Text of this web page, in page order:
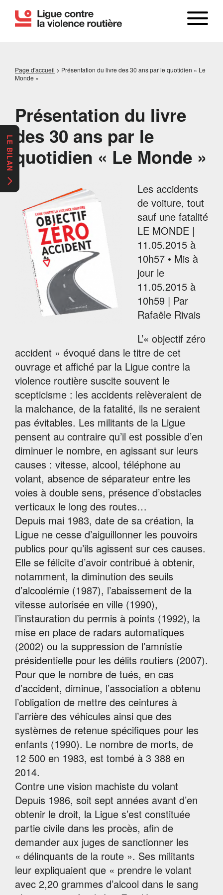
Page d'accueil > Présentation du livre des 30 ans par le quotidien « Le
Monde »
Présentation du livre
des 30 ans par le
quotidien « Le Monde »
Les accidents
de voiture, tout
sauf une fatalité
LE MONDE |
11.05.2015 à
10h57 • Mis à
jour le
11.05.2015 à
10h59 | Par
Rafaële Rivais
L’« objectif zéro
accident » évoqué dans le titre de cet
ouvrage et affiché par la Ligue contre la
violence routière suscite souvent le
scepticisme : les accidents relèveraient de
la malchance, de la fatalité, ils ne seraient
pas évitables. Les militants de la Ligue
pensent au contraire qu’il est possible d’en
diminuer le nombre, en agissant sur leurs
causes : vitesse, alcool, téléphone au
volant, absence de séparateur entre les
voies à double sens, présence d’obstacles
verticaux le long des routes…
Depuis mai 1983, date de sa création, la
Ligue ne cesse d’aiguillonner les pouvoirs
publics pour qu’ils agissent sur ces causes.
Elle se félicite d’avoir contribué à obtenir,
notamment, la diminution des seuils
d’alcoolémie (1987), l’abaissement de la
vitesse autorisée en ville (1990),
l’instauration du permis à points (1992), la
mise en place de radars automatiques
(2002) ou la suppression de l’amnistie
présidentielle pour les délits routiers (2007).
Pour que le nombre de tués, en cas
d’accident, diminue, l’association a obtenu
l’obligation de mettre des ceintures à
l’arrière des véhicules ainsi que des
systèmes de retenue spécifiques pour les
enfants (1990). Le nombre de morts, de
12 500 en 1983, est tombé à 3 388 en
2014.
Contre une vision machiste du volant
Depuis 1986, soit sept années avant d’en
obtenir le droit, la Ligue s’est constituée
partie civile dans les procès, afin de
demander aux juges de sanctionner les
« délinquants de la route ». Ses militants
leur expliquaient que « prendre le volant
avec 2,20 grammes d’alcool dans le sang
LE BILAN